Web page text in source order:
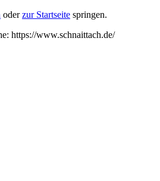
oderzur Startseite springen.
https://www.schnaittach.de/